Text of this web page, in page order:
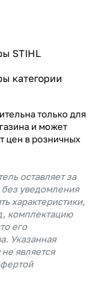
STIHL
категории
только для
и может
цен в розничных
оставляет за
уведомления
характеристики,
комплектацию
его
Указанная
является